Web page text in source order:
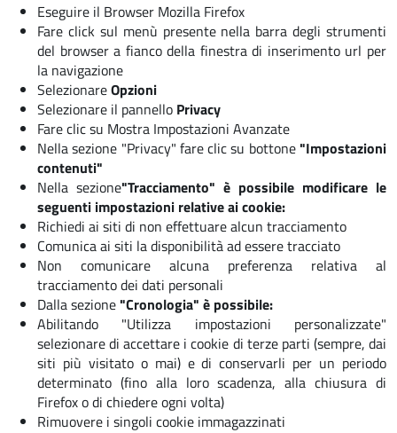
Eseguire il Browser Mozilla Firefox
Fare click sul menù presente nella barra degli strumenti
del browser a fianco della finestra di inserimento url per
la navigazione
SelezionareOpzioni
Selezionare il pannello Privacy
Fare clic su Mostra Impostazioni Avanzate
Nella sezione "Privacy" fare clic su bottone"Impostazioni
contenuti"
Nella sezione"Tracciamento" è possibile modificare le
seguenti impostazioni relative ai cookie:
Richiedi ai siti di non effettuare alcun tracciamento
Comunica ai siti la disponibilità ad essere tracciato
Non comunicare alcuna preferenza relativa al
tracciamento dei dati personali
Dalla sezione"Cronologia" è possibile:
Abilitando "Utilizza impostazioni personalizzate"
selezionare di accettare i cookie di terze parti (sempre, dai
siti più visitato o mai) e di conservarli per un periodo
determinato (fino alla loro scadenza, alla chiusura di
Firefox o di chiedere ogni volta)
Rimuovere i singoli cookie immagazzinati